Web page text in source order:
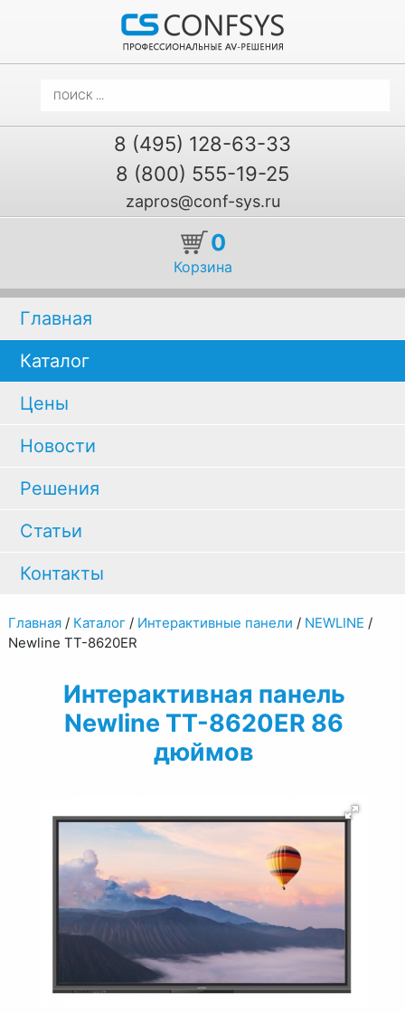
8 (495) 128-63-33
8 (800) 555-19-25
zapros@conf-sys.ru
0
Корзина
Главная
Каталог
Цены
Новости
Решения
Статьи
Контакты
Главная/ Каталог/ Интерактивные панели / NEWLINE /
Newline TT-8620ER
Интерактивная панель
Newline TT-8620ER 86
дюймов